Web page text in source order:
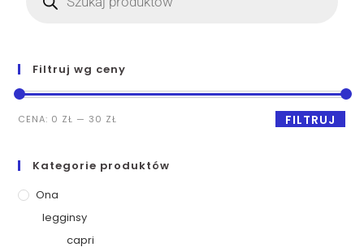
Filtruj wg ceny
FILTRUJ
CENA: 0 ZŁ — 30 ZŁ
Kategorie produktów
Ona
legginsy
capri